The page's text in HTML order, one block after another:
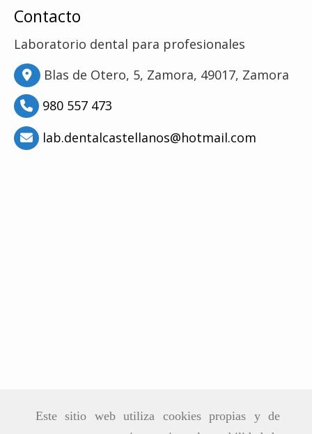
Este sitio web utiliza cookies propias y de
Contacto
Laboratorio dental para profesionales
Blas de Otero, 5, Zamora, 49017, Zamora
980 557 473
lab.dentalcastellanos
hotmail.com